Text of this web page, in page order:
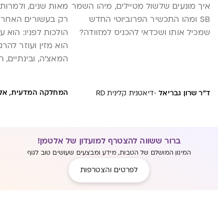
איך מונעים שלשול מטיילים, מיהו השמר
SB ומהו התכשיר הפרוביוטי החדש
שמכיל אותו ושכדאי להכניס למזוודה?
ד"ר שרון גבריאל ·דיאטנית קלינית RD
מאות שנים,
רק בעשורים
הולכות לפניו: הוא
הוא מזין ועוזר
המאצ’ה, ובינתיים,
המחלקה המדעית,
ברור ששווה להצטרף למועדון של אלטמן!
המינון המושלם של הטבות, מידע ומבצעים שעושים טוב לגוף
לפרטים והצטרפות